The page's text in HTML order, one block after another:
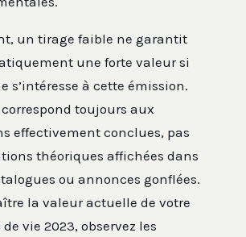
un tirage faible ne garantit
une forte valeur si
s’intéresse à cette émission.
correspond toujours aux
effectivement conclues, pas
théoriques affichées dans
ou annonces gonflées.
la valeur actuelle de votre
vie 2023, observez les